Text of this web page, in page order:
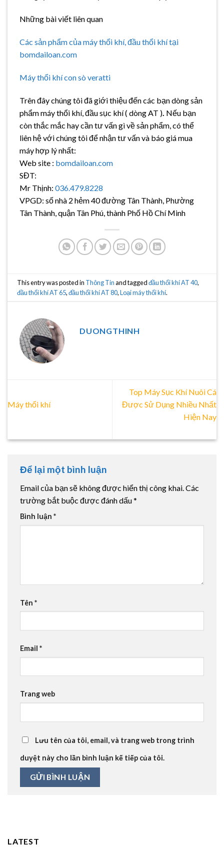
Những bài viết liên quan
Các sản phẩm của máy thổi khí, đầu thổi khí tại
bomdailoan.com
Máy thổi khí con sò veratti
Trên đây chúng tôi đã giới thiệu đến các bạn dòng sản
phẩm máy thổi khí, đầu sục khí ( dòng AT ) Nếu bạn
còn thắc mắc hay cần tư vấn gì về sản phẩm, có thể
liên hệ với chúng tôi để nhận tư vấn và báo giá mua
máy hợp lý nhất:
Web site : bomdailoan.com
SĐT:
Mr Thịnh: 036.479.8228
VPGD: số nhà 2 hẻm 40 đường Tân Thành, Phường
Tân Thành, quận Tân Phú, thành Phố Hồ Chí Minh
This entry was posted in Thông Tinand taggedđầu thổi khí AT 40,
đầu thổi khí AT 65,đầu thổi khí AT 80,Loại máy thổi khí.
DUONGTHINH
Máy thổi khí
Top Máy Sục Khí Nuôi Cá
Được Sử Dụng Nhiều Nhất
Hiện Nay
Để lại một bình luận
Email của bạn sẽ không được hiển thị công khai.Các
trường bắt buộc được đánh dấu*
Bình luận *
Tên *
Email *
Trang web
Lưu tên của tôi, email, và trang web trong trình
duyệt này cho lần bình luận kế tiếp của tôi.
LATEST